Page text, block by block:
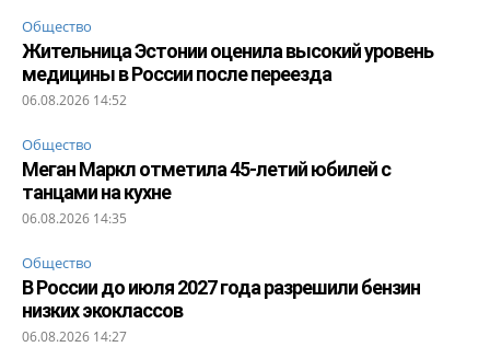
Общество
Жительница Эстонии оценила высокий уровень
медицины в России после переезда
06.08.2026 14:52
Общество
Меган Маркл отметила 45-летий юбилей с
танцами на кухне
06.08.2026 14:35
Общество
В России до июля 2027 года разрешили бензин
низких экоклассов
06.08.2026 14:27